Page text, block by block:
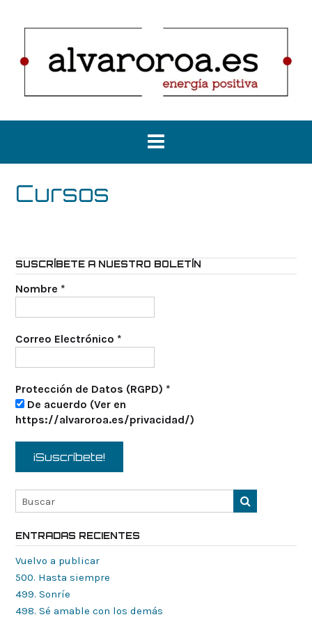
Cursos
SUSCRÍBETE A NUESTRO BOLETÍN
Nombre *
Correo Electrónico *
Protección de Datos (RGPD) *
De acuerdo (Ver en
https://alvaroroa.es/privacidad/)
ENTRADAS RECIENTES
Vuelvo a publicar
500. Hasta siempre
499. Sonríe
498. Sé amable con los demás